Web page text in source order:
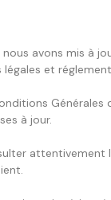
avons mis à
et
à jour.